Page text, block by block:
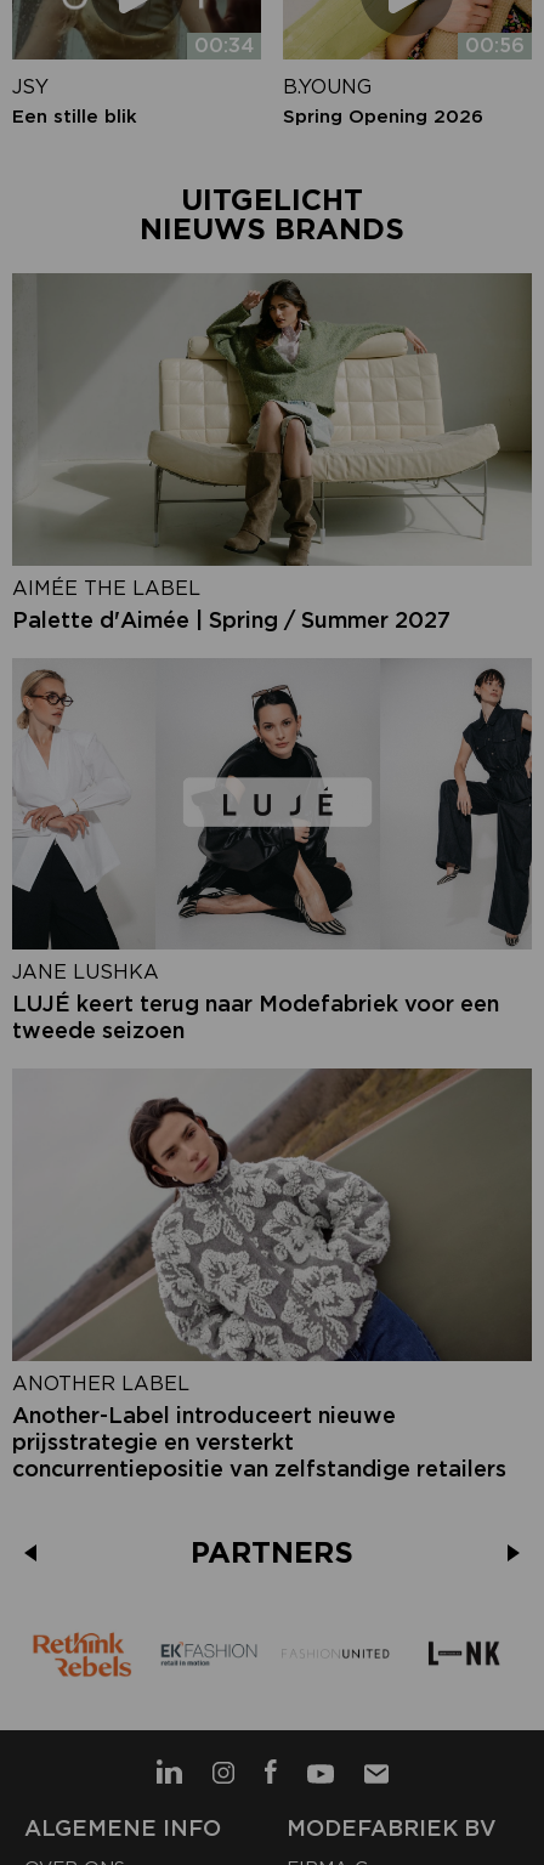
00:34
JSY
Een stille blik
00:56
B.YOUNG
Spring Opening 2026
UITGELICHT
NIEUWS BRANDS
AIMÉE THE LABEL
Palette d'Aimée | Spring / Summer 2027
JANE LUSHKA
LUJÉ keert terug naar Modefabriek voor een
tweede seizoen
ANOTHER LABEL
Another-Label introduceert nieuwe
prijsstrategie en versterkt
concurrentiepositie van zelfstandige retailers
PARTNERS
ALGEMENE INFO MODEFABRIEK BV